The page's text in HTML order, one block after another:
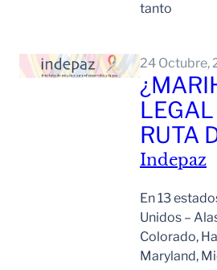
tanto
24 Octubre,
RUTA
Indepaz
En 13
Unidos –
Colorado,
Maryland,